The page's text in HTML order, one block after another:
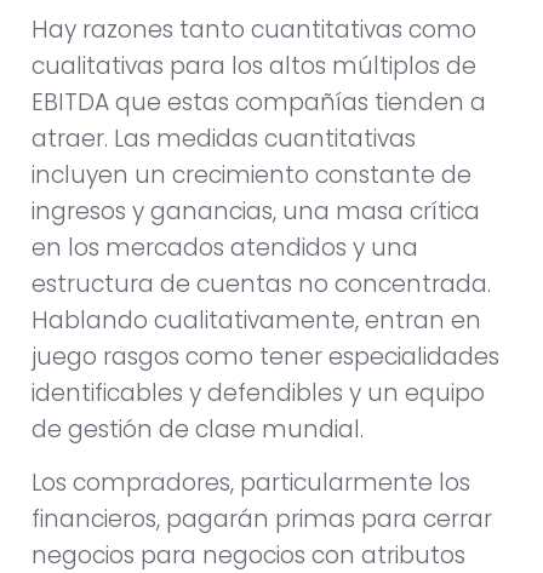
Hay razones tanto cuantitativas como
cualitativas para los altos múltiplos de
EBITDA que estas compañías tienden a
atraer. Las medidas cuantitativas
incluyen un crecimiento constante de
ingresos y ganancias, una masa crítica
en los mercados atendidos y una
estructura de cuentas no concentrada.
Hablando cualitativamente, entran en
juego rasgos como tener especialidades
identificables y defendibles y un equipo
de gestión de clase mundial.
Los compradores, particularmente los
financieros, pagarán primas para cerrar
negocios para negocios con atributos